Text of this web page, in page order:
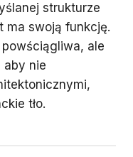
strukturze
ma swoją funkcję.
ale
aby nie
tło.